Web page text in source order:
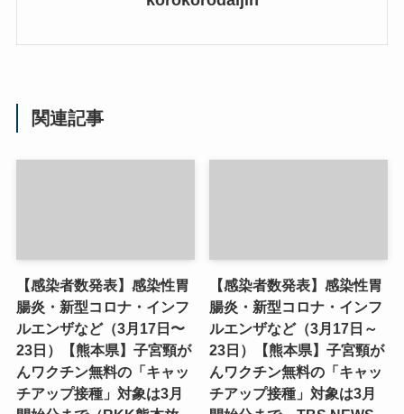
関連記事
【感染者数発表】感染性胃
腸炎・新型コロナ・インフ
ルエンザなど（3月17日〜
23日）【熊本県】子宮頸が
んワクチン無料の「キャッ
チアップ接種」対象は3月
【感染者数発表】感染性胃
腸炎・新型コロナ・インフ
ルエンザなど（3月17日～
23日）【熊本県】子宮頸が
んワクチン無料の「キャッ
チアップ接種」対象は3月